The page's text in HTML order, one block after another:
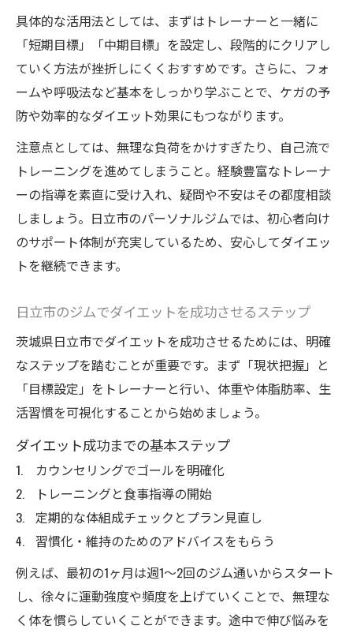
具体的な活用法としては、まずはトレーナーと一緒に
「短期目標」「中期目標」を設定し、段階的にクリアし
ていく方法が挫折しにくくおすすめです。さらに、フォ
ームや呼吸法など基本をしっかり学ぶことで、ケガの予
防や効率的なダイエット効果にもつながります。
注意点としては、無理な負荷をかけすぎたり、自己流で
トレーニングを進めてしまうこと。経験豊富なトレーナ
ーの指導を素直に受け入れ、疑問や不安はその都度相談
しましょう。日立市のパーソナルジムでは、初心者向け
のサポート体制が充実しているため、安心してダイエッ
トを継続できます。
日立市のジムでダイエットを成功させるステップ
茨城県日立市でダイエットを成功させるためには、明確
なステップを踏むことが重要です。まず「現状把握」と
「目標設定」をトレーナーと行い、体重や体脂肪率、生
活習慣を可視化することから始めましょう。
ダイエット成功までの基本ステップ
カウンセリングでゴールを明確化
トレーニングと食事指導の開始
定期的な体組成チェックとプラン見直し
習慣化・維持のためのアドバイスをもらう
例えば、最初の1ヶ月は週1〜2回のジム通いからスタート
し、徐々に運動強度や頻度を上げていくことで、無理な
く体を慣らしていくことができます。途中で伸び悩みを